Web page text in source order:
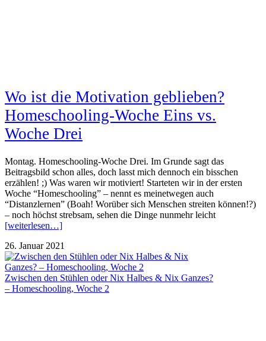
Wo ist die Motivation geblieben?
Homeschooling-Woche Eins vs.
Woche Drei
Montag. Homeschooling-Woche Drei. Im Grunde sagt das
Beitragsbild schon alles, doch lasst mich dennoch ein bisschen
erzählen! ;) Was waren wir motiviert! Starteten wir in der ersten
Woche “Homeschooling” – nennt es meinetwegen auch
“Distanzlernen” (Boah! Worüber sich Menschen streiten können!?)
– noch höchst strebsam, sehen die Dinge nunmehr leicht
[weiterlesen…]
26. Januar 2021
Zwischen den Stühlen oder Nix Halbes & Nix Ganzes?
– Homeschooling, Woche 2